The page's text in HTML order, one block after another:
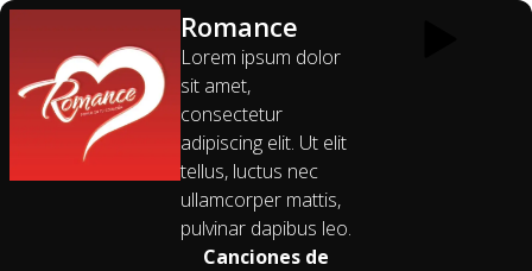
Romance
Lorem ipsum dolor
sit amet,
consectetur
adipiscing elit. Ut elit
tellus, luctus nec
ullamcorper mattis,
pulvinar dapibus leo.
Canciones de